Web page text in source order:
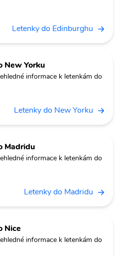
Letenky do Edinburghu
New Yorku
informace k letenkám do
Letenky do New Yorku
Madridu
informace k letenkám do
Letenky do Madridu
Nice
informace k letenkám do